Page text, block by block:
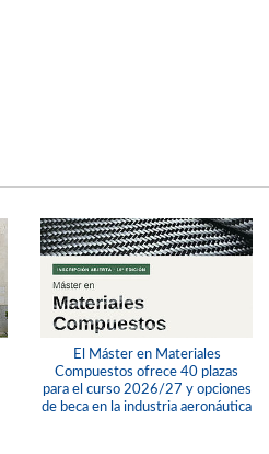
El Máster en Materiales
Compuestos ofrece 40 plazas
para el curso 2026/27 y opciones
de beca en la industria aeronáutica